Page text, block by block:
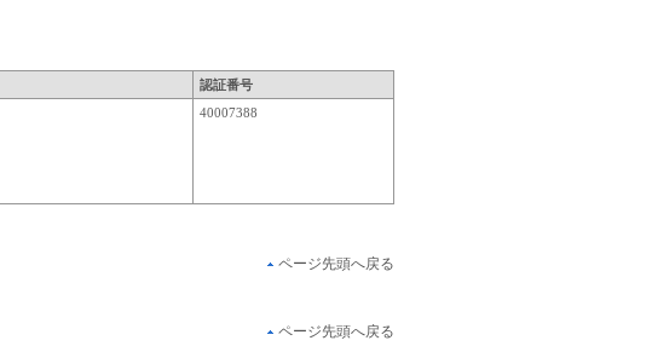
認証番号
40007388
ページ先頭へ戻る
ページ先頭へ戻る